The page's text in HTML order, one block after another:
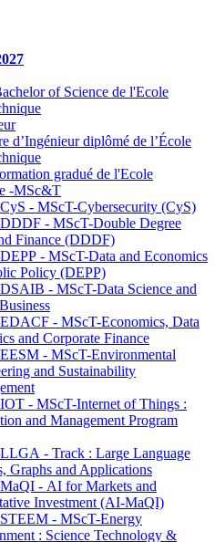
of Science de l'Ecole
d’Ingénieur diplômé de l’École
gradué de l'Ecole
-MSc&T
- MScT-Cybersecurity (CyS)
- MScT-Double Degree
Finance (DDDF)
- MScT-Data and Economics
Policy (DEPP)
- MScT-Data Science and
- MScT-Economics, Data
and Corporate Finance
- MScT-Environmental
and Sustainability
- MScT-Internet of Things :
and Management Program
- Track : Large Language
Graphs and Applications
- AI for Markets and
Investment (AI-MaQI)
- MScT-Energy
: Science Technology &